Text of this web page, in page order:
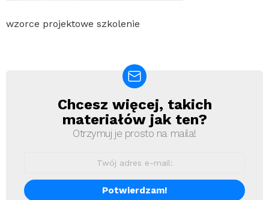
wzorce projektowe szkolenie
NewsletterChcesz więcej, takich
materiałów jak ten?
Otrzymuj je prosto na maila!